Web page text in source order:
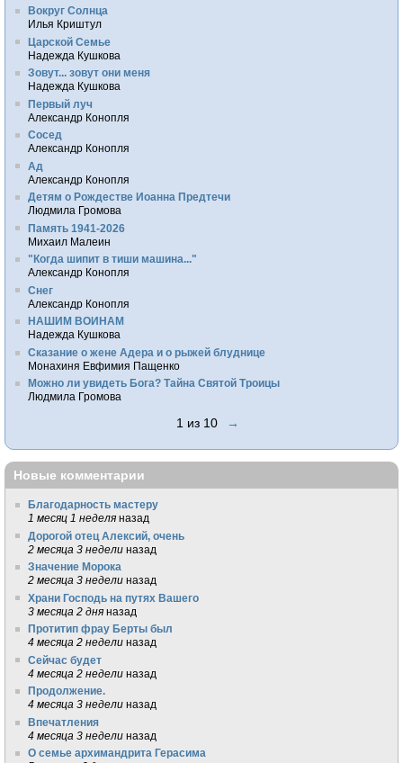
Вокруг Солнца
Илья Криштул
Царской Семье
Надежда Кушкова
Зовут... зовут они меня
Надежда Кушкова
Первый луч
Александр Конопля
Сосед
Александр Конопля
Ад
Александр Конопля
Детям о Рождестве Иоанна Предтечи
Людмила Громова
Память 1941-2026
Михаил Малеин
"Когда шипит в тиши машина..."
Александр Конопля
Снег
Александр Конопля
НАШИМ ВОИНАМ
Надежда Кушкова
Сказание о жене Адера и о рыжей блуднице
Монахиня Евфимия Пащенко
Можно ли увидеть Бога? Тайна Святой Троицы
Людмила Громова
1 из 10 →
Новые комментарии
Благодарность мастеру
1 месяц 1 неделя назад
Дорогой отец Алексий, очень
2 месяца 3 недели назад
Значение Морока
2 месяца 3 недели назад
Храни Господь на путях Вашего
3 месяца 2 дня назад
Протитип фрау Берты был
4 месяца 2 недели назад
Сейчас будет
4 месяца 2 недели назад
Продолжение.
4 месяца 3 недели назад
Впечатления
4 месяца 3 недели назад
О семье архимандрита Герасима